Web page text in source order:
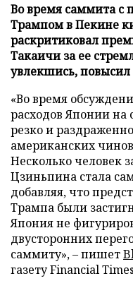
Во время саммита
Трампом в Пекине
раскритиковал
Такаичи за ее
увлекшись, повысил
«Во время
расходов Японии
резко и
американских
Несколько человек
Цзиньпина стала
добавляя, что
Трампа были
Япония не
двусторонних
саммиту», – пишет
газету Financial